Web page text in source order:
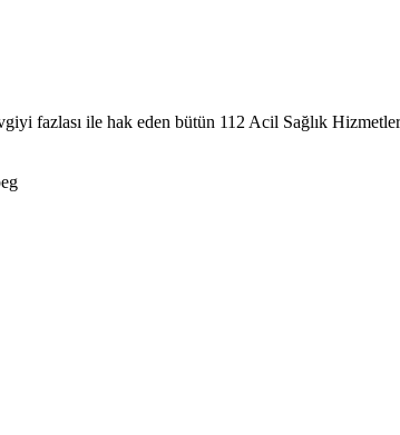
fazlası ile hak eden bütün 112 Acil Sağlık